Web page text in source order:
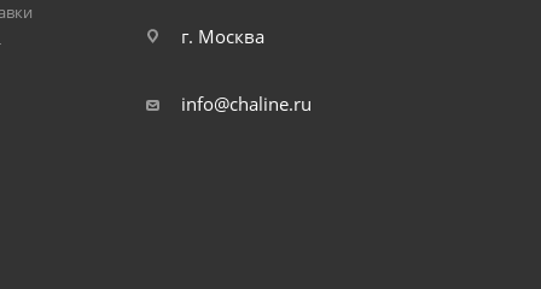
г. Москва
info@chaline.ru